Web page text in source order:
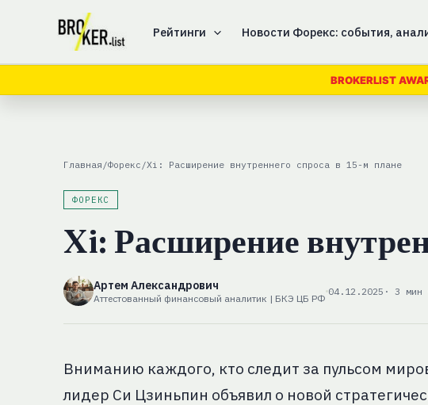
содержимому
Рейтинги Новости Форекс: события,
BROKERLIST
Главная /Форекс /Xi: Расширение внутреннего спроса в 15-м плане
ФОРЕКС
Xi: Расширение
Артем Александрович
Аттестованный финансовый аналитик | БКЭ ЦБ РФ
04.12.2025 · 3 мин
Вниманию каждого, кто следит за пульсом
лидер Си Цзиньпин объявил о новой